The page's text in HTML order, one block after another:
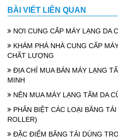
BÀI VIẾT LIÊN QUAN
NƠI CUNG CẤP MÁY LẠNG DA
KHÁM PHÁ NHÀ CUNG CẤP
CHẤT LƯỢNG
ĐỊA CHỈ MUA BÁN MÁY LẠNG
MINH
NÊN MUA MÁY LẠNG TẤM DA
PHÂN BIỆT CÁC LOẠI BĂNG
ROLLER)
ĐẶC ĐIỂM BĂNG TẢI DÙNG